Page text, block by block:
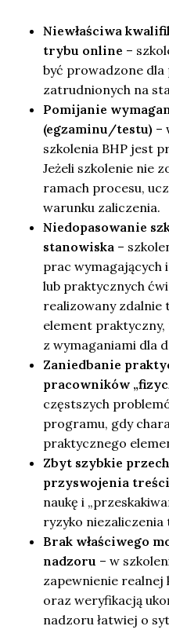
Niewłaściwa
trybu online –
być prowadzone
zatrudnionych na
Pomijanie
(egzaminu/testu) –
szkolenia BHP jest
Jeżeli szkolenie nie
ramach procesu,
warunku zaliczenia.
Niedopasowanie
stanowiska –
prac wymagających
lub praktycznych
realizowany zdalnie
element
z wymaganiami dla
Zaniedbanie
pracowników
częstszych
programu, gdy
praktycznego
Zbyt szybkie
przyswojenia treści
naukę i
ryzyko niezaliczenia
Brak właściwego
nadzoru – w
zapewnienie
oraz weryfikacją
nadzoru łatwiej o